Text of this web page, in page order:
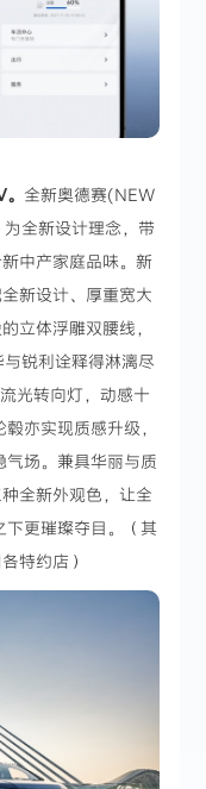
全新奥德赛(NEW
全新设计理念，带
中产家庭品味。新
新设计、厚重宽大
立体浮雕双腰线，
锐利诠释得淋漓尽
光转向灯，动感十
亦实现质感升级，
场。兼具华丽与质
全新外观色，让全
下更璀璨夺目。（其
特约店）